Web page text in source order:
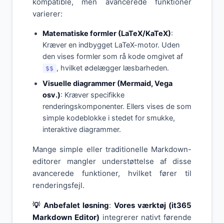
varierer:
Matematiske formler (LaTeX/KaTeX):
Kræver en indbygget LaTeX-motor. Uden
den vises formler som rå kode omgivet af
$$ , hvilket ødelægger læsbarheden.
Visuelle diagrammer (Mermaid, Vega
osv.): Kræver specifikke
renderingskomponenter. Ellers vises de som
simple kodeblokke i stedet for smukke,
interaktive diagrammer.
Mange simple eller traditionelle Markdown-
editorer mangler understøttelse af disse
avancerede funktioner, hvilket fører til
renderingsfejl.
💡 Anbefalet løsning: Vores værktøj (it365
Markdown Editor) integrerer nativt førende